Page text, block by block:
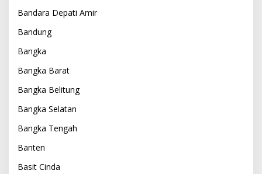
Bandara Depati Amir
Bandung
Bangka
Bangka Barat
Bangka Belitung
Bangka Selatan
Bangka Tengah
Banten
Basit Cinda